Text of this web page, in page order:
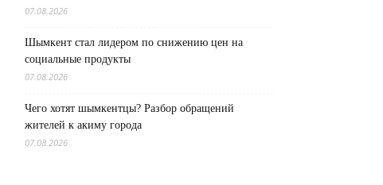
07.08.2026
Шымкент стал лидером по снижению цен на
социальные продукты
07.08.2026
Чего хотят шымкентцы? Разбор обращений
жителей к акиму города
07.08.2026